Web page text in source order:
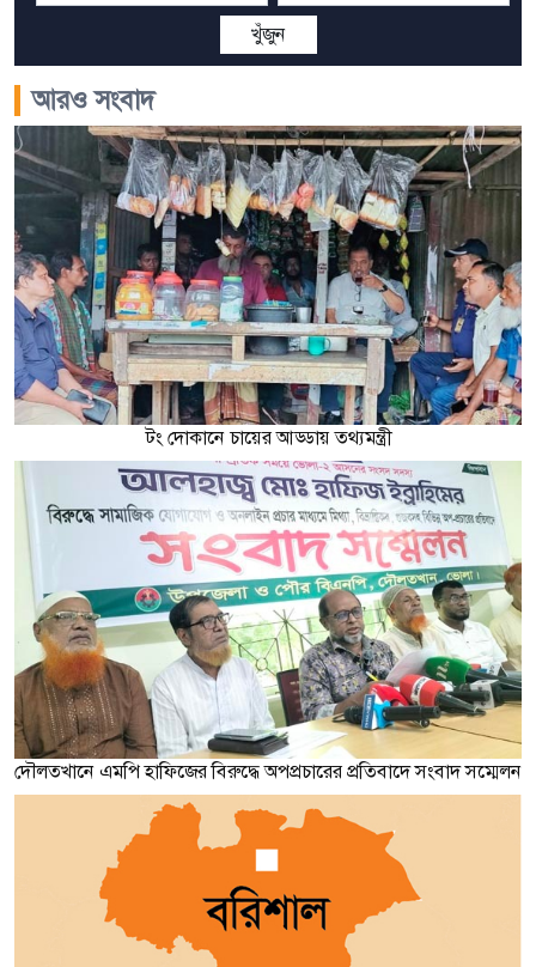
খুঁজুন
আরও সংবাদ
টং দোকানে চায়ের আড্ডায় তথ্যমন্ত্রী
দৌলতখানে এমপি হাফিজের বিরুদ্ধে অপপ্রচারের প্রতিবাদে সংবাদ সম্মেলন